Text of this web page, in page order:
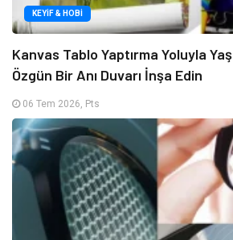
KEYIF & HOBI
Kanvas Tablo Yaptırma Yoluyla
Özgün Bir Anı Duvarı İnşa Edin
06 Tem 2026, Pts